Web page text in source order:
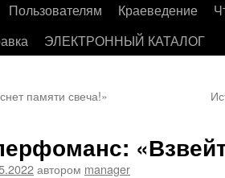
Пользователям Краеведение
ЭЛЕКТРОННЫЙ КАТАЛОГ
памяти свеча!»
автором manager